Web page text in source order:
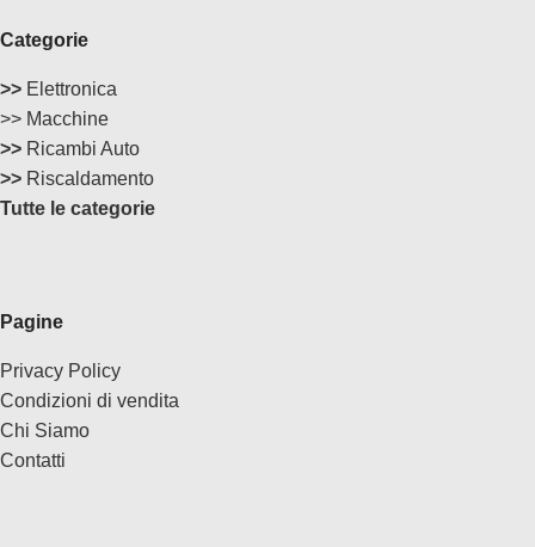
Categorie
>> Elettronica
>> Macchine
>> Ricambi Auto
>> Riscaldamento
Tutte le categorie
Pagine
Privacy Policy
Condizioni di vendita
Chi Siamo
Contatti